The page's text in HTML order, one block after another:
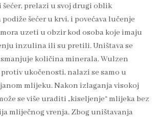
prelazi u svoj drugi oblik
šećer u krvi, i povećava lučenje
uzeti u obzir kod osoba koje imaju
inzulina ili su pretili. Uništava se
količina minerala. Wulzen
ukočenosti, nalazi se samo u
mlijeku. Nakon izlaganja visokoj
se više uraditi „kiseljenje“ mlijeka bez
mliječnog vrenja. Zbog uništavanja